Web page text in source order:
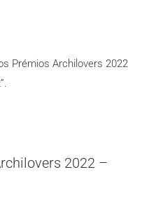
Prémios Archilovers 2022
2022 –